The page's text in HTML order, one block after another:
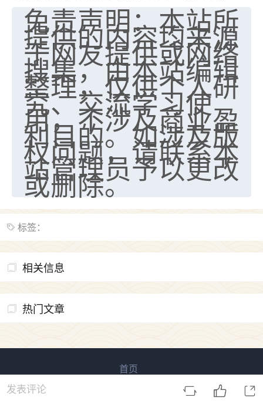
免责声明：本站所
提供的内容均来源
于网友提供或网络
搜集，由本站编辑
整理，仅供个人研
究、交流学习使
用，不涉及商业盈
利目的。如涉及版
权问题，请联系本
站管理员予以更改
或删除。
标签：
相关信息
热门文章
发表评论
首页
易用信息咨询 版权所有 鲁ICP备2023027138号-4